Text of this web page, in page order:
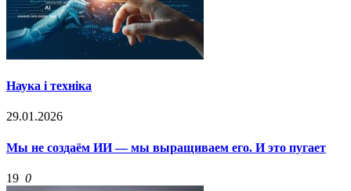
Наука і техніка
29.01.2026
Мы не создаём ИИ — мы выращиваем его. И это пугает
19 0